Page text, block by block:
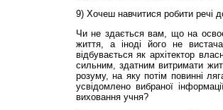
9) Хочеш навчитися робити речі
Чи не здається вам, що на
життя, а іноді його не
відбувається як архітектор
сильним, здатним витримати
розуму, на яку потім повинні
усвідомлено вибраної
виховання учня?